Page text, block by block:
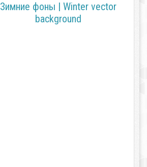
Зимние фоны | Winter vector
background